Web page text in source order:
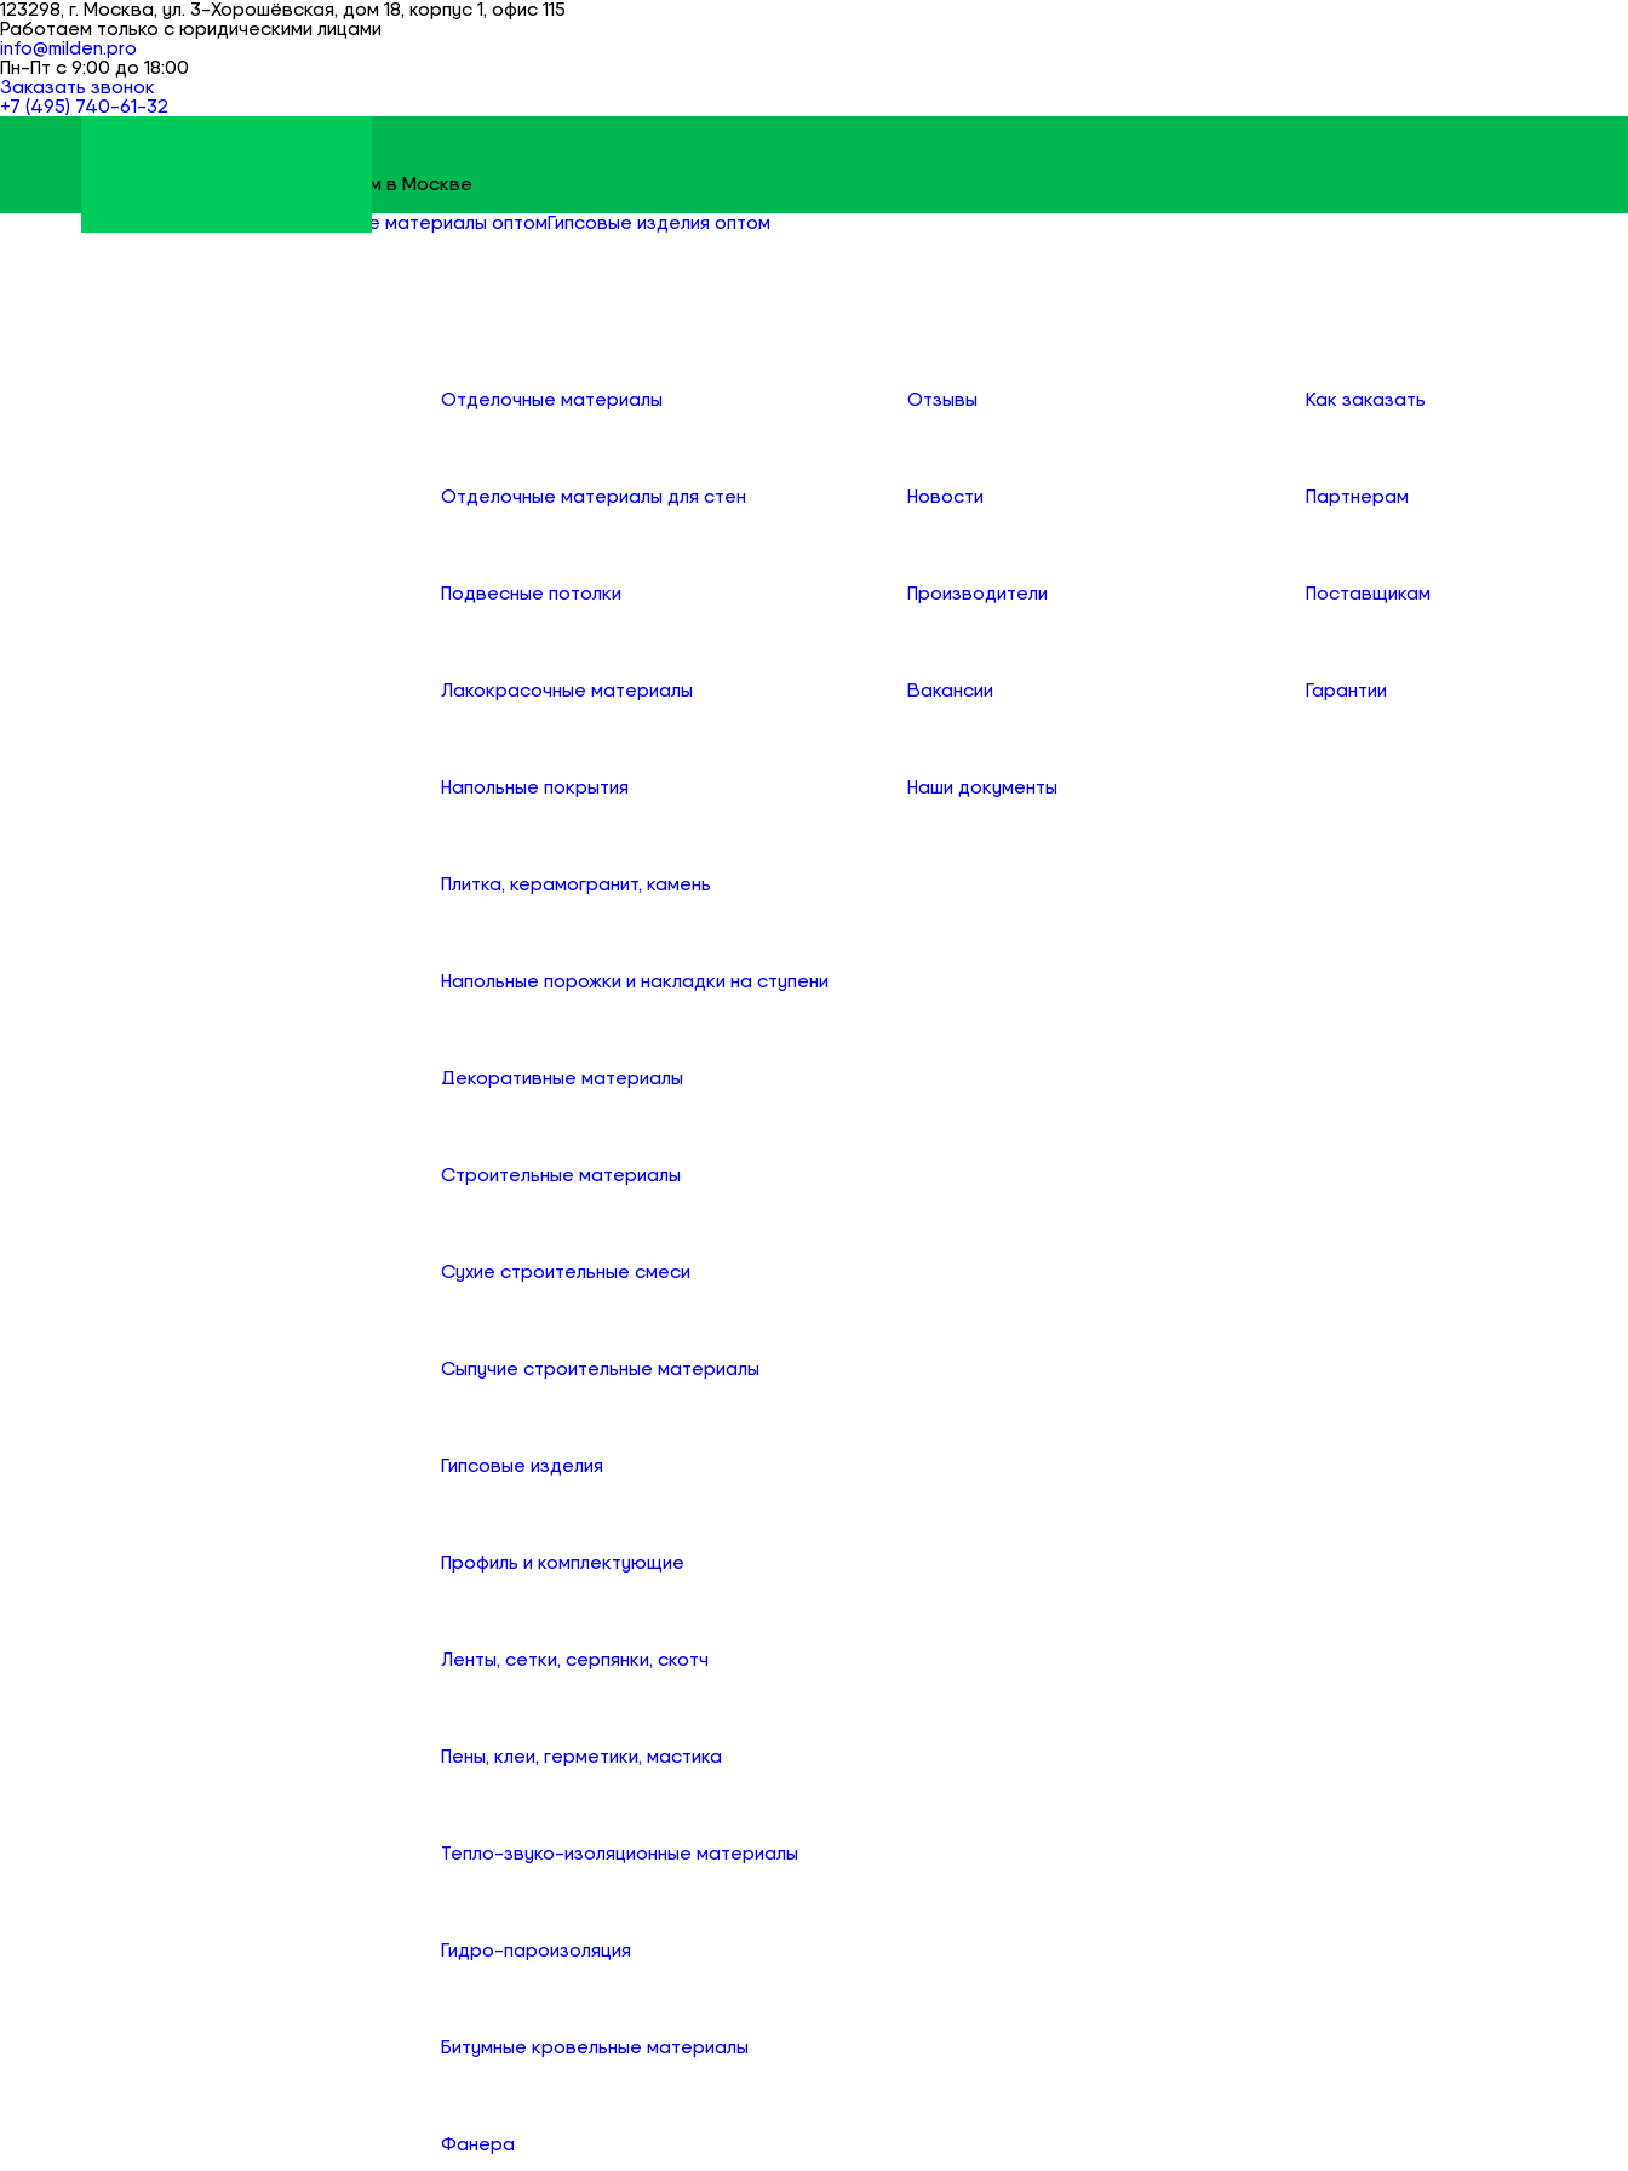
123298, г. Москва, ул. 3-Хорошёвская, дом 18, корпус 1, офис 115
Работаем только с юридическими лицами
info@milden.pro
Пн-Пт с 9:00 до 18:00
Заказать звонок
+7 (495) 740-61-32
Строительные материалы оптом в Москве
Отделочные материалы
Отделочные материалы для стен
Подвесные потолки
Лакокрасочные материалы
Напольные покрытия
Плитка, керамогранит, камень
Напольные порожки и накладки на ступени
Декоративные материалы
Строительные материалы
Сухие строительные смеси
Сыпучие строительные материалы
Гипсовые изделия
Профиль и комплектующие
Ленты, сетки, серпянки, скотч
Пены, клеи, герметики, мастика
Тепло-звуко-изоляционные материалы
Гидро-пароизоляция
Битумные кровельные материалы
Фанера
Отзывы
Новости
Производители
Вакансии
Наши документы
Как заказать
Партнерам
Поставщикам
Гарантии
Строительные материалы оптомГипсовые изделия оптом